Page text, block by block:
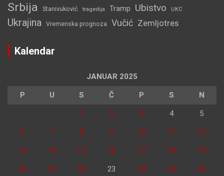
Srbija Stanivuković tragedija Tramp Ubistvo UKC
Ukrajina Vremenska prognoza Vučić Zemljotres
Kalendar
JANUAR 2025
P U S Č P S N
1 2 3 4 5
6 7 8 9 10 11 12
13 14 15 16 17 18 19
20 21 22 23 24 25 26